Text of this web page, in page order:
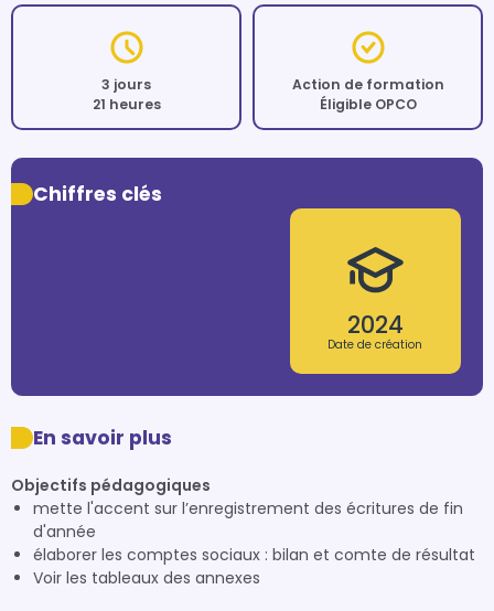
3 jours
21 heures
Action de formation
Éligible OPCO
Chiffres clés
2024
Date de création
En savoir plus
Objectifs pédagogiques
mette l'accent sur l’enregistrement des écritures de fin
d'année
élaborer les comptes sociaux : bilan et comte de résultat
Voir les tableaux des annexes